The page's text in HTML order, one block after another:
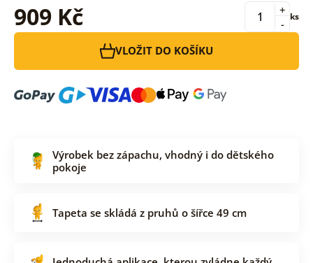
909 Kč -
+ ks
VLOŽIT DO KOŠÍKU
Výrobek bez zápachu, vhodný i do dětského
pokoje
Tapeta se skládá z pruhů o šířce 49 cm